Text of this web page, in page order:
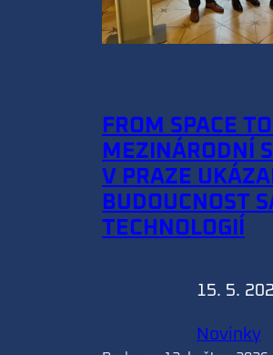
FROM SPACE
MEZINÁRODNÍ
V PRAZE
BUDOUCNOST
TECHNOLOGIÍ
15. 5.
Novinky